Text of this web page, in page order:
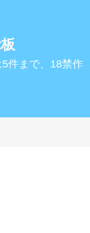
件まで、18禁作